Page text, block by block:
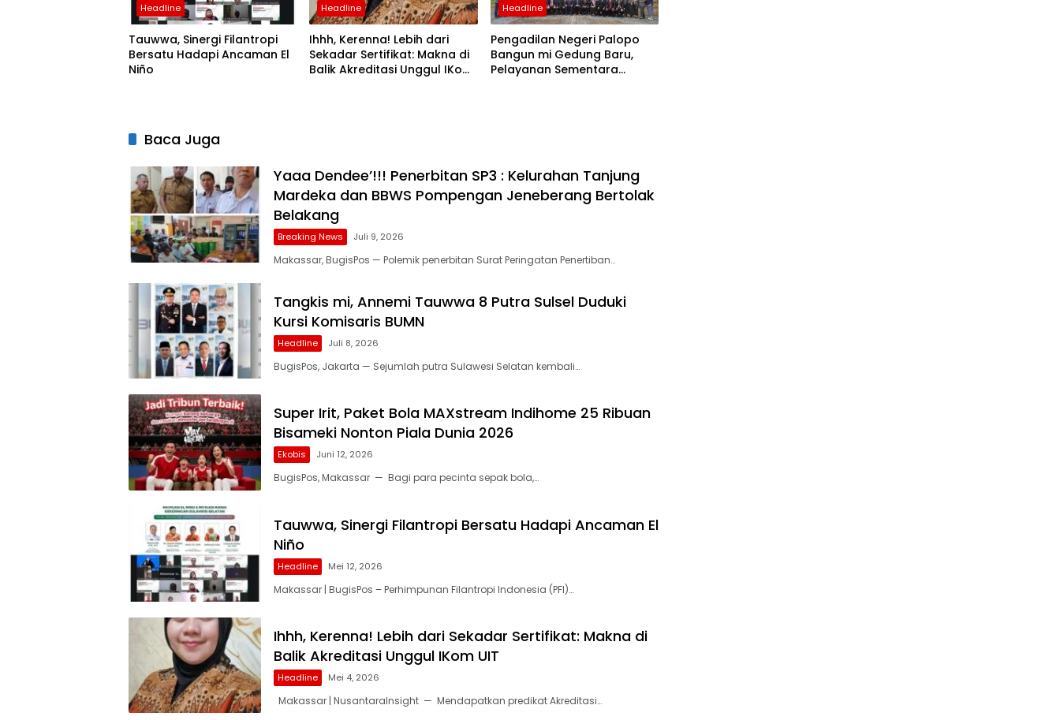
Headline
Tauwwa, Sinergi Filantropi
Bersatu Hadapi Ancaman El
Niño
Headline
Ihhh, Kerenna! Lebih dari
Sekadar Sertifikat: Makna di
Balik Akreditasi Unggul IKom
Headline
Pengadilan Negeri Palopo
Bangun mi Gedung Baru,
Pelayanan Sementara
Baca Juga
Yaaa Dendee’!!! Penerbitan SP3 : Kelurahan Tanjung
Mardeka dan BBWS Pompengan Jeneberang Bertolak
Belakang
Breaking News Juli 9, 2026
Makassar, BugisPos — Polemik penerbitan Surat Peringatan Penertiban…
Tangkis mi, Annemi Tauwwa 8 Putra Sulsel Duduki
Kursi Komisaris BUMN
Headline Juli 8, 2026
BugisPos, Jakarta — Sejumlah putra Sulawesi Selatan kembali…
Super Irit, Paket Bola MAXstream Indihome 25 Ribuan
Bisameki Nonton Piala Dunia 2026
Ekobis Juni 12, 2026
BugisPos, Makassar — Bagi para pecinta sepak bola,…
Tauwwa, Sinergi Filantropi Bersatu Hadapi Ancaman El
Niño
Headline Mei 12, 2026
Makassar | BugisPos – Perhimpunan Filantropi Indonesia (PFI)…
Ihhh, Kerenna! Lebih dari Sekadar Sertifikat: Makna di
Balik Akreditasi Unggul IKom UIT
Headline Mei 4, 2026
Makassar | NusantaraInsight — Mendapatkan predikat Akreditasi…